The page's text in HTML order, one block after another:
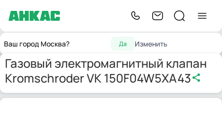
Ваш город Москва? Да Изменить
Главнаядля горелок
Kromschroder VK 150F04W5XA43
Газовый электромагнитный клапан
Kromschroder VK 150F04W5XA43